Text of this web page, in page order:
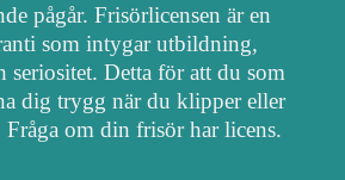
pågår. Frisörlicensen är en
som intygar utbildning,
seriositet. Detta för att du som
dig trygg när du klipper eller
Fråga om din frisör har licens.